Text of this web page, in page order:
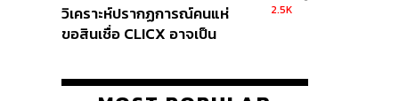
วิเคราะห์ปรากฏการณ์คนแห่
ขอสินเชื่อ CLICX อาจเป็น
ปัญหาหนี้ครัวเรือนไทยที่ถูกซุก
2.5K